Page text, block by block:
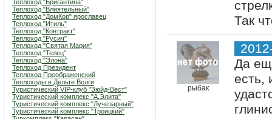
Теплоход "Бригантина"
Теплоход "Влиятельный"
Теплоход "ДомКор" ярославец
Теплоход "Итиль"
Теплоход "Контракт"
Теплоход "Русич"
Теплоход "Святая Мария"
Теплоход "Телец"
Теплоход "Элона"
Теплоход Президент
Теплоход Преображенский
Теплоходы в Дельте Волги
Туристический VIP-клуб "Зюйд-Вест"
Туристический комплекс "А.Элита"
Туристический комплекс "Лучезарный"
Туристический комплекс "Троицкий"
Так
рыбак
Да
есть,